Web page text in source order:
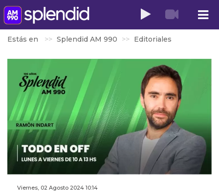
Estás en Splendid AM 990 Editoriales
Viernes, 02 Agosto 2024 10:14